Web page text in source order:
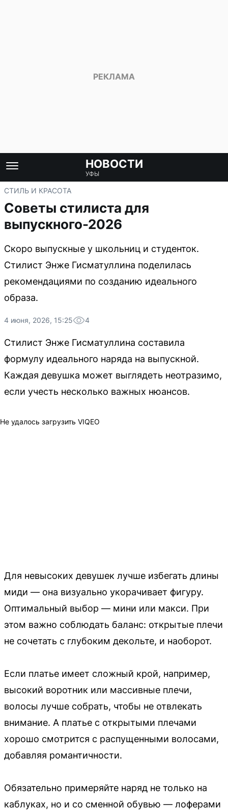
НОВОСТИ
УФЫ
СТИЛЬ И КРАСОТА
Советы стилиста для
выпускного-2026
Скоро выпускные у школьниц и студенток.
Стилист Энже Гисматуллина поделилась
рекомендациями по созданию идеального
образа.
4 июня, 2026, 15:25 4
Стилист Энже Гисматуллина составила
формулу идеального наряда на выпускной.
Каждая девушка может выглядеть неотразимо,
если учесть несколько важных нюансов.
Не удалось загрузить VIQEO
Для невысоких девушек лучше избегать длины
миди — она визуально укорачивает фигуру.
Оптимальный выбор — мини или макси. При
этом важно соблюдать баланс: открытые плечи
не сочетать с глубоким декольте, и наоборот.
Если платье имеет сложный крой, например,
высокий воротник или массивные плечи,
волосы лучше собрать, чтобы не отвлекать
внимание. А платье с открытыми плечами
хорошо смотрится с распущенными волосами,
добавляя романтичности.
Обязательно примеряйте наряд не только на
каблуках, но и со сменной обувью — лоферами